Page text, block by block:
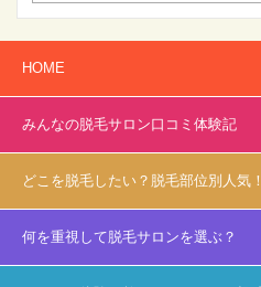
HOME
みんなの脱毛サロン口コミ体験記
どこを脱毛したい？脱毛部位別人気！
何を重視して脱毛サロンを選ぶ？